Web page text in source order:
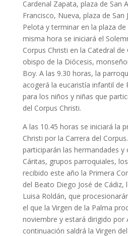
Cardenal Zapata, plaza de San
Francisco, Nueva, plaza de San
Pelota y terminar en la plaza de
misma hora se iniciará el
Corpus Christi en la Catedral
obispo de la Diócesis,
Boy. A las 9.30 horas, la
acogerá la eucaristía infantil de
para los niños y niñas que
del Corpus Christi.
A las 10.45 horas se iniciará la
Christi por la Carrera del
participarán las hermandades y
Cáritas, grupos parroquiales,
recibido este año la Primera
del Beato Diego José de
Luisa Roldán, que
el que la Virgen de la Palma
noviembre y estará dirigido por
continuación saldrá la Virgen